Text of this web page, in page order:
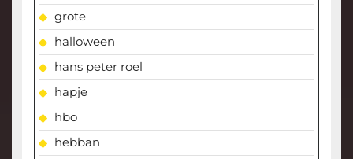
grote
halloween
hans peter roel
hapje
hbo
hebban